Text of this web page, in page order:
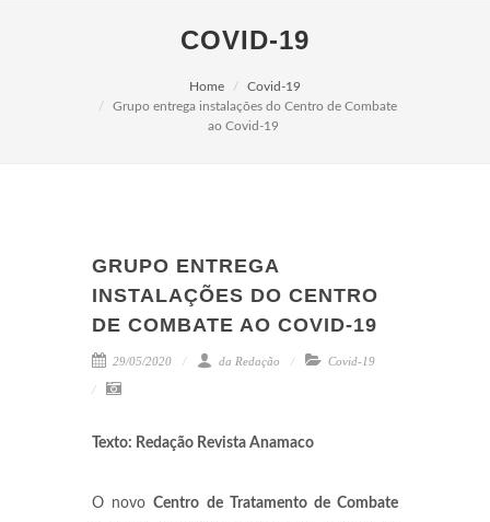
COVID-19
Home
Covid-19
Grupo entrega instalações do Centro de Combate
ao Covid-19
GRUPO ENTREGA
INSTALAÇÕES DO CENTRO
DE COMBATE AO COVID-19
29/05/2020 da Redação Covid-19
Texto: Redação Revista Anamaco
O novoCentro de Tratamento de Combate